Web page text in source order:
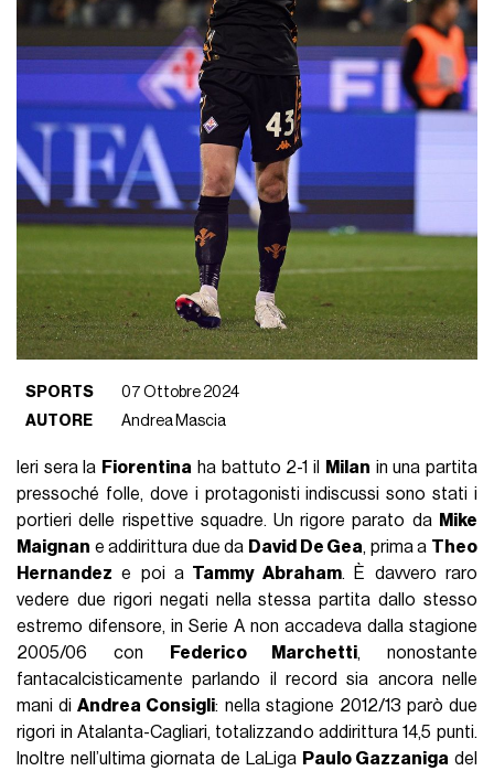
SPORTS
07 Ottobre 2024
AUTORE
Andrea Mascia
Ieri sera la Fiorentina ha battuto 2-1 il Milan in una partita
pressoché folle, dove i protagonisti indiscussi sono stati i
portieri delle rispettive squadre. Un rigore parato da Mike
Maignan e addirittura due da David De Gea, prima a Theo
Hernandez e poi aTammy Abraham. È davvero raro
vedere due rigori negati nella stessa partita dallo stesso
estremo difensore, in Serie A non accadeva dalla stagione
2005/06 con
Federico Marchetti, nonostante
fantacalcisticamente parlando il record sia ancora nelle
mani diAndrea Consigli: nella stagione 2012/13 parò due
rigori in Atalanta-Cagliari, totalizzando addirittura 14,5 punti.
Inoltre nell’ultima giornata de LaLiga Paulo Gazzaniga del